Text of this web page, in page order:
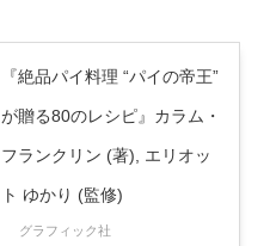
『絶品パイ料理 “パイの帝王”
が贈る80のレシピ』カラム・
フランクリン (著), エリオッ
ト ゆかり (監修)
グラフィック社